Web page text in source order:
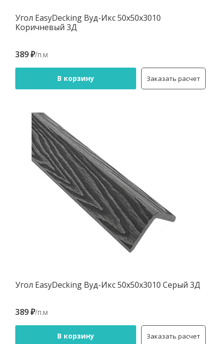
Угол EasyDecking Вуд-Икс 50х50х3010
Коричневый 3Д
389 ₽/п.м
В корзину Заказать расчет
Угол EasyDecking Вуд-Икс 50х50х3010 Серый 3Д
389 ₽/п.м
В корзину Заказать расчет